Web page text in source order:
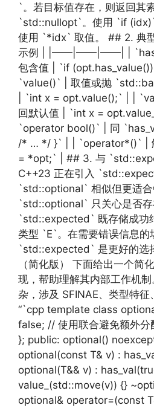
`。若目标值存在，则返回其
`std::nullopt`。使用 `if
使用 `*idx` 取值。 ## 2. 典
示例 | |——|——|——| |
包含值 | `if
`value()` | 取值或抛
| `int x = opt.value();` | |
回默认值 | `int x =
`operator bool()` | 同
/* … */ }` | | `operator*()` |
= *opt;` | ## 3. 与
C++23 正在引入
`std::optional` 相似但更适合
`std::optional` 只关心是否
`std::expected` 既存储成功
类型 `E`。在需要错误信息的
`std::expected` 是更好的选
（简化版） 下面给出一个
现，帮助理解其内部工作机
杂，涉及 SFINAE、类型特征
“`cpp template class
false; // 使用联合避免额外
}; public: optional()
optional(const T& v) :
optional(T&& v) :
value_(std::move(v)) {}
optional& operator=(const